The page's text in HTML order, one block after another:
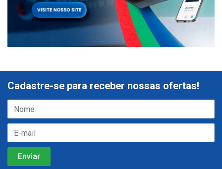
Cadastre-se para receber nossas ofertas!